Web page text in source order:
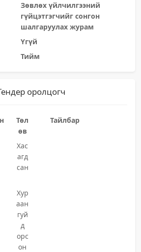
Зөвлөх үйлчилгээний
гүйцэтгэгчийг сонгон
шалгаруулах журам
Үгүй
Тийм
оролцогч
Төл
өв
Тайлбар
Хас
агд
сан
Хур
аан
гуй
д
орс
он